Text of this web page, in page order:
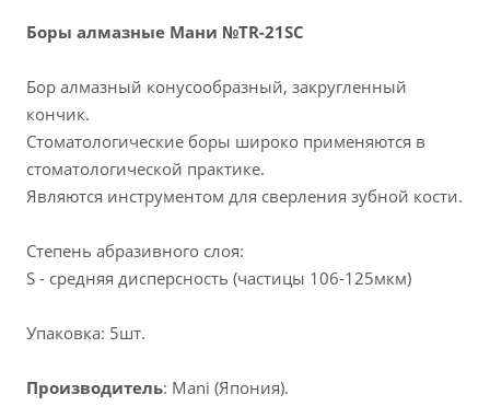
Боры алмазные Мани №TR-21SC
Бор алмазный конусообразный, закругленный
кончик.
Стоматологические боры широко применяются в
стоматологической практике.
Являются инструментом для сверления зубной кости.
Степень абразивного слоя:
S - средняя дисперсность (частицы 106-125мкм)
Упаковка: 5шт.
Производитель: Mani (Япония).